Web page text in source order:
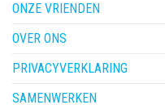
ONZE VRIENDEN
OVER ONS
PRIVACYVERKLARING
SAMENWERKEN